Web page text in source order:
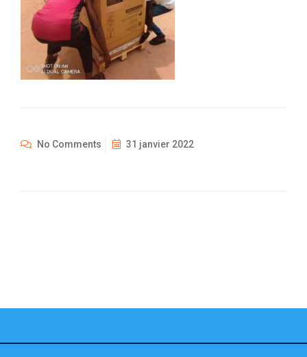
No Comments 31 janvier 2022